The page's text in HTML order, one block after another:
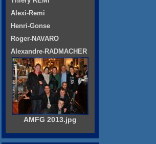
Alexi-Remi
Henri-Gonse
Roger-NAVARO
Alexandre-RADMACHER
AMFG 2013.jpg